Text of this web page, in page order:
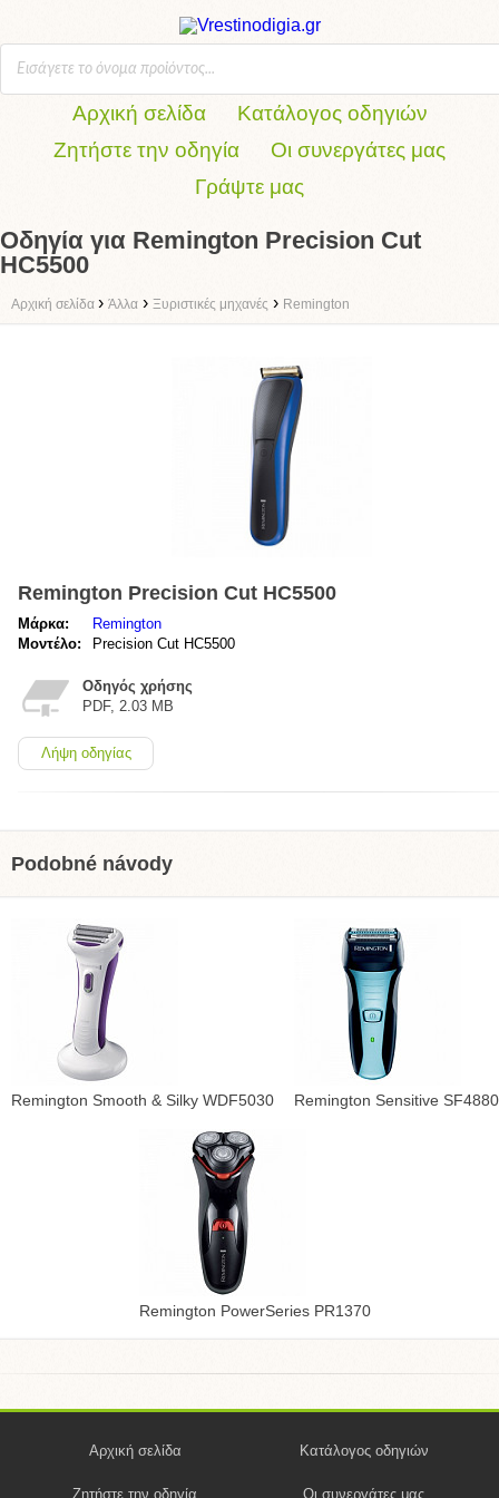
Αρχική σελίδα
Κατάλογος οδηγιών
Ζητήστε την οδηγία
Οι συνεργάτες μας
Γράψτε μας
Οδηγία για Remington Precision Cut
HC5500
Αρχική σελίδα › Άλλα › Ξυριστικές μηχανές › Remington
Remington Precision Cut HC5500
Μάρκα:
Remington
Μοντέλο:
Precision Cut HC5500
Οδηγός χρήσης
PDF, 2.03 MB
Λήψη οδηγίας
Podobné návody
Remington Smooth & Silky WDF5030 Remington Sensitive SF4880
Remington PowerSeries PR1370
Αρχική σελίδα Κατάλογος οδηγιών
Ζητήστε την οδηγία Οι συνεργάτες μας